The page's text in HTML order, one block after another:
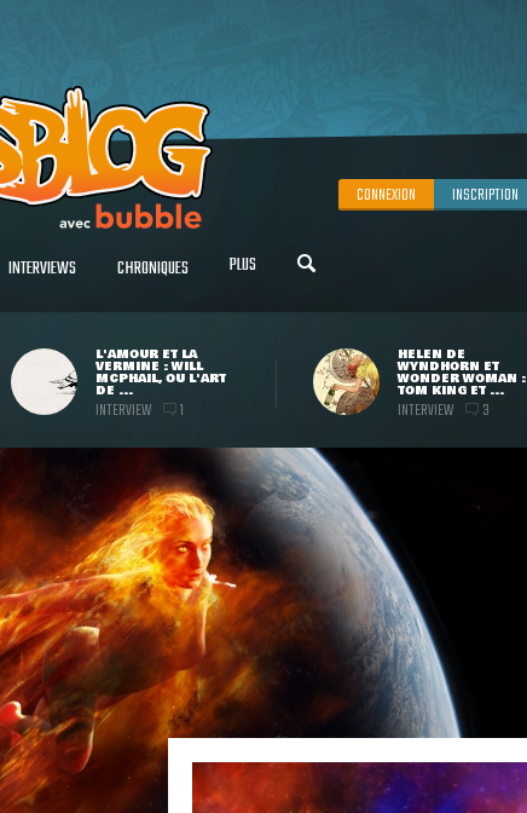
CONNEXION INSCRIPTION
INTERVIEWS CHRONIQUES PLUS
L'AMOUR ET LA
VERMINE : WILL
MCPHAIL, OU L'ART
DE ...
INTERVIEW 1
HELEN DE
WYNDHORN ET
WONDER WOMAN :
TOM KING ET ...
INTERVIEW 3